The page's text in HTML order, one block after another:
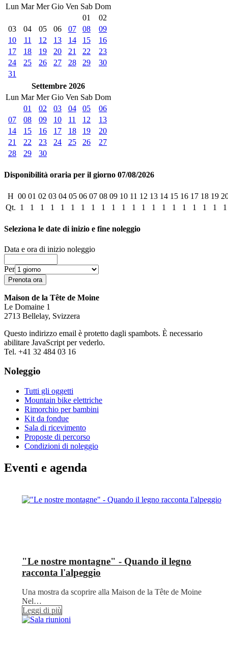
Lun Mar Mer Gio Ven Sab Dom
01
02
03
04 05 06 07 08
09
10
11 12 13 14 15
16
17
18 19 20 21 22
23
24
25 26 27 28 29
30
31
Settembre 2026
Lun Mar Mer Gio Ven Sab Dom
01
02 03 04 05
06
07
08 09 10 11 12
13
14
15 16 17 18 19
20
21
22 23 24 25 26
27
28
29 30
Disponibilità oraria per il giorno 07/08/2026
H 00 01 02 03 04 05 06 07 08 09 10 11 12 13 14 15 16 17 18 19
Qt. 1 1 1 1 1 1 1 1 1 1 1 1 1 1 1 1 1 1 1 1 1
Seleziona le date di inizio e fine noleggio
Data e ora di inizio noleggio
Per
Maison de la Tête de Moine
Le Domaine 1
2713 Bellelay, Svizzera
Questo indirizzo email è protetto dagli spambots. È necessario
abilitare JavaScript per vederlo.
Tel. +41 32 484 03 16
Noleggio
Tutti gli oggetti
Mountain bike elettriche
Rimorchio per bambini
Kit da fondue
Sala di ricevimento
Proposte di percorso
Condizioni di noleggio
Eventi e agenda
"Le nostre montagne" - Quando il legno
racconta l'alpeggio
Una mostra da scoprire alla Maison de la Tête de Moine
Nel…
Leggi di più